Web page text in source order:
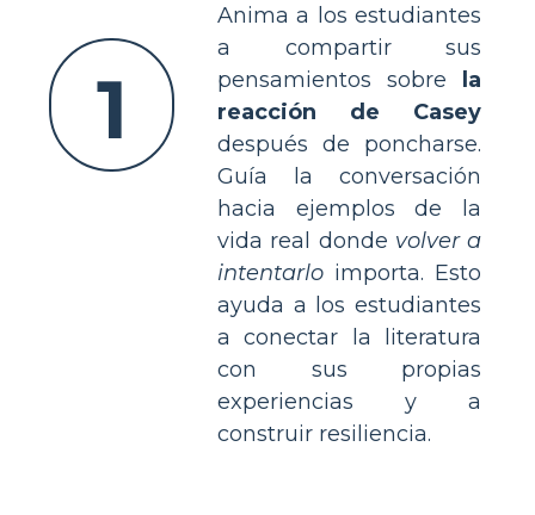
1
Anima a los estudiantes
a compartir sus
pensamientos sobre
la
reacción de Casey
después de poncharse.
Guía la conversación
hacia ejemplos de la
vida real donde volver a
intentarlo importa. Esto
ayuda a los estudiantes
a conectar la literatura
con sus propias
experiencias y a
construir resiliencia.